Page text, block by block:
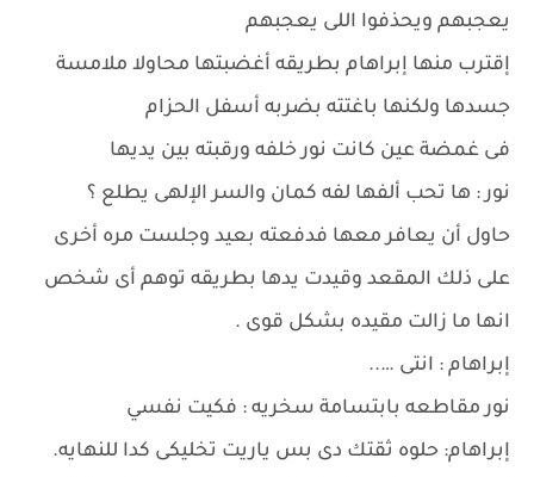
يعجبهم ويحذفوا اللى يعجبهم
إقترب منها إبراهام بطريقه أغضبتها محاولا ملامسة
جسدها ولكنها باغتته بضربه أسفل الحزام
فى غمضة عين كانت نور خلفه ورقبته بين يديها
نور : ها تحب ألفها لفه كمان والسر الإلهى يطلع ؟
حاول أن يعافر معها فدفعته بعيد وجلست مره أخرى
على ذلك المقعد وقيدت يدها بطريقه توهم أى شخص
انها ما زالت مقيده بشكل قوى .
إبراهام : انتى …..
نور مقاطعه بابتسامة سخريه : فكيت نفسي
إبراهام: حلوه ثقتك دى بس ياريت تخليكى كدا للنهايه.